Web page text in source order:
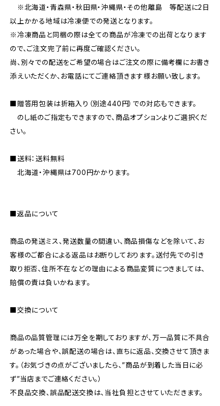
※北海道・青森県・秋田県・沖縄県・その他離島 等配送に2日
以上かかる地域は冷凍便での発送となります。
※冷凍商品と同梱の際は全ての商品が冷凍での出荷となります
ので、ご注文完了前に再度ご確認ください。
尚、別々での配送をご希望の場合はご注文の際に備考欄にお書き
添えいただくか、お電話にてご連絡頂きます様お願い致します。
■贈答用包装は折箱入り（別途440円）での対応もできます。
のし紙のご指定もできますので、商品オプションよりご選択くだ
さい。
■送料：送料無料
北海道・沖縄県は700円かかります。
■返品について
商品の発送ミス、発送数量の間違い、商品損傷などを除いて、お
客様のご都合による返品はお断りしております。送付先での引き
取り拒否、住所不在などの理由による商品変質につきましては、
賠償の責は負いかねます。
■交換について
商品の品質管理には万全を期しておりますが、万一品質に不具合
があった場合や、誤配送の場合は、直ちに返品、交換させて頂きま
す。（お気づきの点がございましたら、”商品が到着した当日に必
ず”当店までご連絡ください。）
不良品交換、誤品配送交換は、当社負担とさせていただきます。